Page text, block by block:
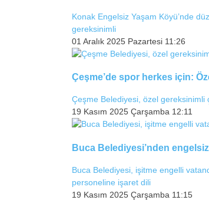
Konak Engelsiz Yaşam Köyü’nde
gereksinimli
01 Aralık 2025 Pazartesi 11:26
Çeşme’de spor herkes için:
Çeşme Belediyesi, özel gereksinimli
19 Kasım 2025 Çarşamba 12:11
Buca Belediyesi’nden
Buca Belediyesi, işitme engelli
personeline işaret dili
19 Kasım 2025 Çarşamba 11:15